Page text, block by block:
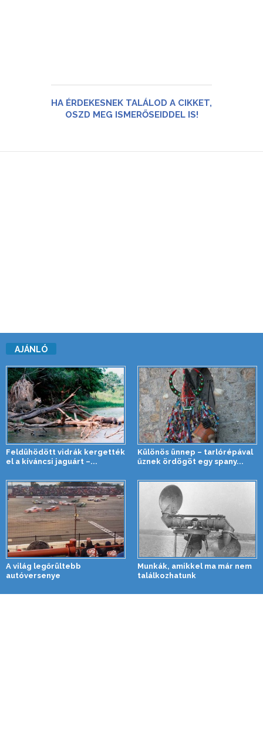
HA ÉRDEKESNEK TALÁLOD A CIKKET,
OSZD MEG ISMERŐSEIDDEL IS!
AJÁNLÓ
Feldühödött vidrák kergették
el a kíváncsi jaguárt –...
Különös ünnep – tarlórépával
űznek ördögöt egy spany...
A világ legőrültebb
autóversenye
Munkák, amikkel ma már nem
találkozhatunk